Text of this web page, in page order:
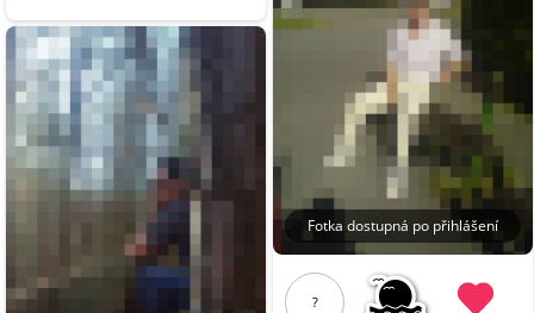
Fotka dostupná po přihlášení
?